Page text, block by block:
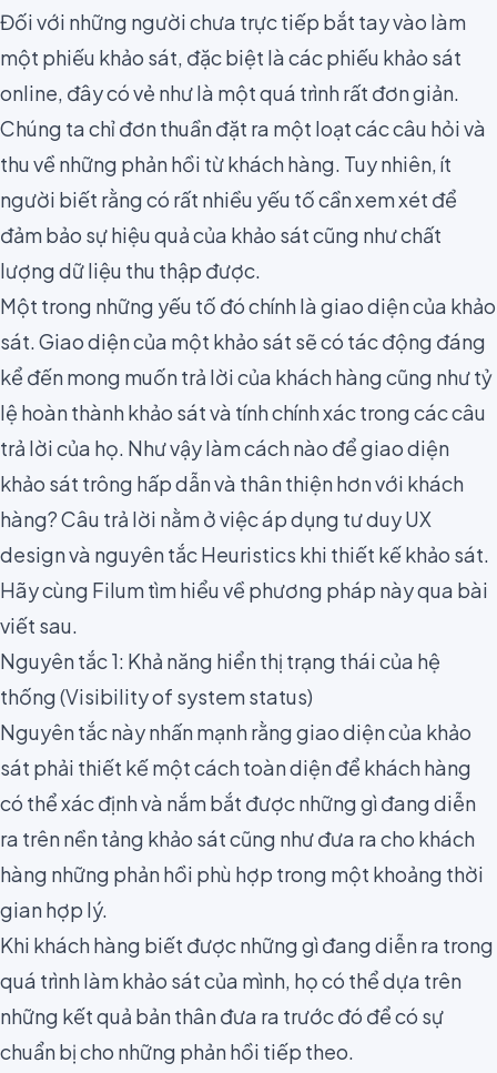
Đối với những người chưa trực tiếp bắt tay vào làm
một phiếu khảo sát, đặc biệt là các phiếu khảo sát
online, đây có vẻ như là một quá trình rất đơn giản.
Chúng ta chỉ đơn thuần đặt ra một loạt các câu hỏi và
thu về những phản hồi từ khách hàng. Tuy nhiên, ít
người biết rằng có rất nhiều yếu tố cần xem xét để
đảm bảo sự hiệu quả của khảo sátcũng như chất
lượng dữ liệu thu thập được.
Một trong những yếu tố đó chính là giao diện của khảo
sát. Giao diện của một khảo sát sẽ có tác động đáng
kể đến mong muốn trả lời của khách hàng cũng như tỷ
lệ hoàn thành khảo sát và tính chính xác trong các câu
trả lời của họ. Như vậy làm cách nào để giao diện
khảo sát trông hấp dẫn và thân thiện hơn với khách
hàng? Câu trả lời nằm ở việc áp dụng tư duy UX
designvà nguyên tắc Heuristics khi thiết kế khảo sát.
Hãy cùng Filum tìm hiểu về phương pháp này qua bài
viết sau.
Nguyên tắc 1: Khả năng hiển thị trạng thái của hệ
thống (Visibility of system status)
Nguyên tắc này nhấn mạnh rằng giao diện của khảo
sát phải thiết kế một cách toàn diện để khách hàng
có thểxác định và nắm bắt được những gì đang diễn
ra trên nền tảng khảo sátcũng như đưa ra cho khách
hàng những phản hồi phù hợp trong một khoảng thời
gian hợp lý.
Khi khách hàng biết được những gì đang diễn ra trong
quá trình làm khảo sát của mình, họ có thể dựa trên
những kết quả bản thân đưa ra trước đó để có sự
chuẩn bị cho những phản hồi tiếp theo.